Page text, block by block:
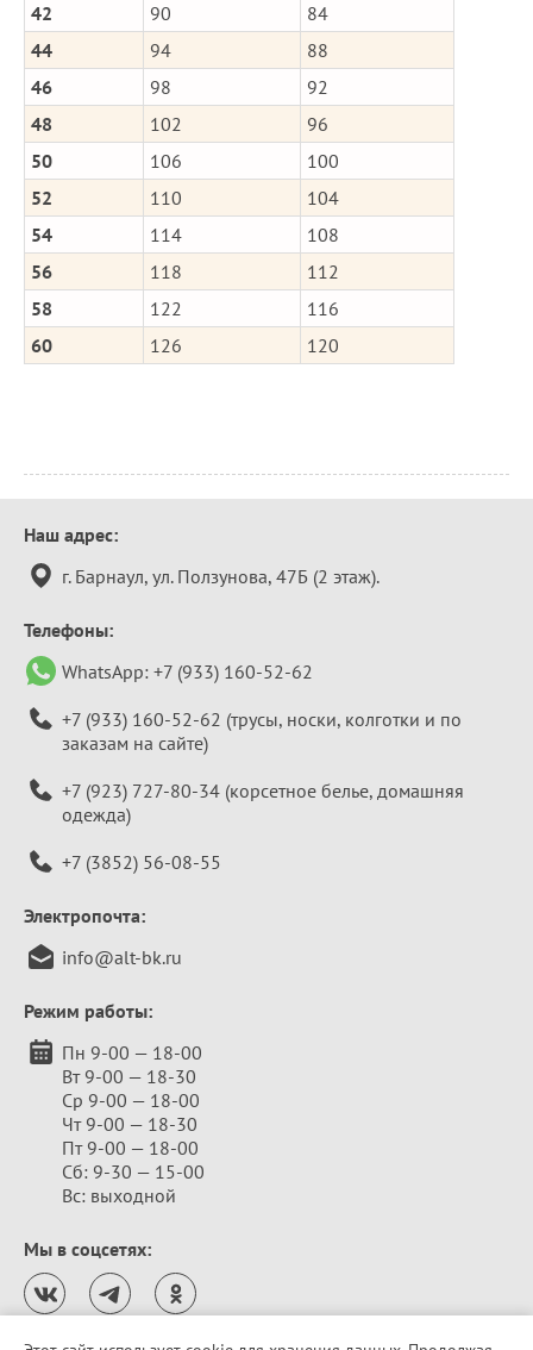
42
90
84
44
94
88
46
98
92
48
102
96
50
106
100
52
110
104
54
114
108
56
118
112
58
122
116
60
126 120
Контактная
информация
Наш адрес:
г. Барнаул, ул. Ползунова, 47Б (2 этаж).
Телефоны:
WhatsApp: +7 (933) 160-52-62
+7 (933) 160-52-62 (трусы, носки, колготки и по
заказам на сайте)
+7 (923) 727-80-34 (корсетное белье, домашняя
одежда)
+7 (3852) 56-08-55
Электропочта:
info@alt-bk.ru
Режим работы:
Пн 9-00 — 18-00
Вт 9-00 — 18-30
Ср 9-00 — 18-00
Чт 9-00 — 18-30
Пт 9-00 — 18-00
Сб: 9-30 — 15-00
Вс: выходной
Мы в соцсетях: